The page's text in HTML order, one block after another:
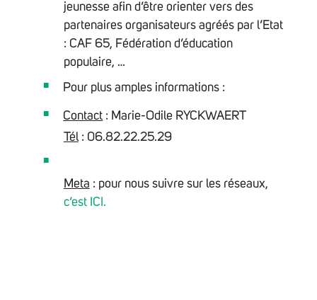
jeunesse afin d’être orienter vers des
partenaires organisateurs agréés par l’Etat
: CAF 65, Fédération d’éducation
populaire, …
Pour plus amples informations :
Contact : Marie-Odile RYCKWAERT
Tél: 06.82.22.25.29
Meta : pour nous suivre sur les réseaux,
c’est ICI.